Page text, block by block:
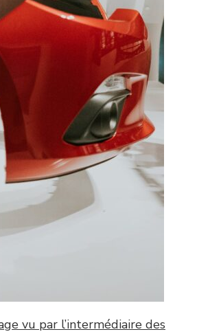
vu par l’intermédiaire des